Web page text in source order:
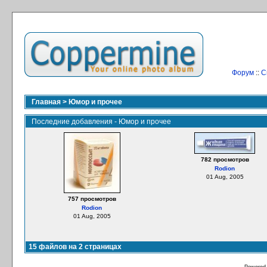
Форум::
Главная > Юмор и прочее
Последние добавления - Юмор и прочее
757 просмотров
Rodion
01 Aug, 2005
782 просмотров
Rodion
01 Aug, 2005
15 файлов на 2 страницах